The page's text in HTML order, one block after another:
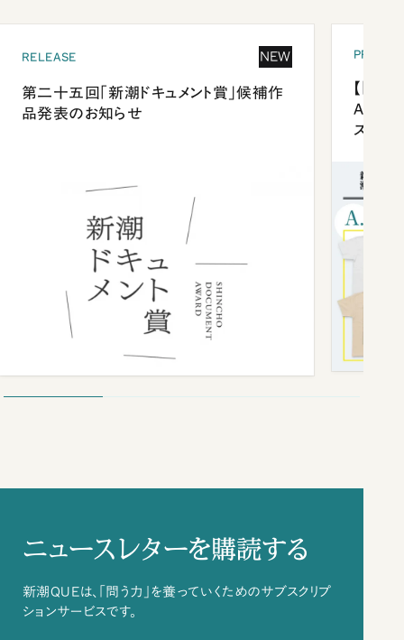
RELEASE NEW
第二十五回「新潮ドキュメント賞」候補作
品発表のお知らせ
【「新
ズプレ
ニュースレターを購読する
新潮QUEは、「問う力」を養っていくためのサブスクリプ
ションサービスです。